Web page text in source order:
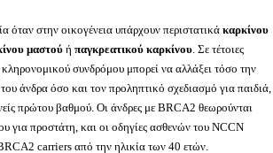
όταν στην οικογένεια υπάρχουν περιστατικά καρκίνου
μαστού ή παγκρεατικού καρκίνου. Σε τέτοιες
κληρονομικού συνδρόμου μπορεί να αλλάξει τόσο την
άνδρα όσο και τον προληπτικό σχεδιασμό για παιδιά,
πρώτου βαθμού. Οι άνδρες με BRCA2 θεωρούνται
για προστάτη, και οι οδηγίες ασθενών του NCCN
carriers από την ηλικία των 40 ετών.